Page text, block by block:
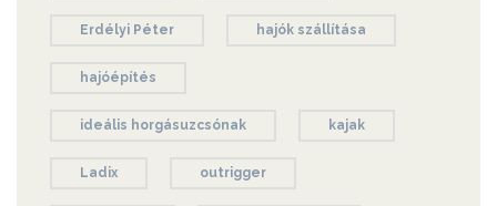
Erdélyi Péter hajók szállítása
hajóépítés
ideális horgásuzcsónak kajak
Ladix outrigger